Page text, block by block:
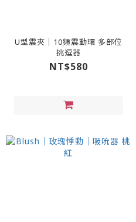
U型震夾｜10頻震動環 多部位
挑逗器
NT$580